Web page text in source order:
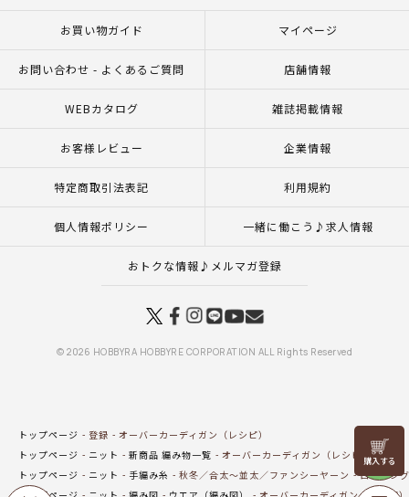
リリヤン
フェア
お買い物ガイド マイページ
お問い合わせ - よくあるご質問 店舗情報
WEBカタログ 雑誌掲載情報
お客様レビュー 企業情報
特定商取引法表記 利用規約
個人情報ポリシー 一緒に働こう♪求人情報
おトクな情報♪メルマガ登録
© 2026 HOBBYRA HOBBYRE CORPORATION ALL Rights Reserved
トップページ 登録
オーバーカーディガン（レシピ）
トップページ
ニット 新商品 編み物一覧
オーバーカーディガン（レシピ）
トップページ
ニット 手編み糸 秋冬／合太～並太／ファンシーヤーン
ロービン